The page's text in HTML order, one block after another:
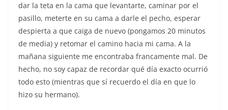
dar la teta en la cama que levantarte, caminar por el
pasillo, meterte en su cama a darle el pecho, esperar
despierta a que caiga de nuevo (pongamos 20 minutos
de media) y retomar el camino hacia mi cama. A la
mañana siguiente me encontraba francamente mal. De
hecho, no soy capaz de recordar qué día exacto ocurrió
todo esto (mientras que sí recuerdo el día en que lo
hizo su hermano).